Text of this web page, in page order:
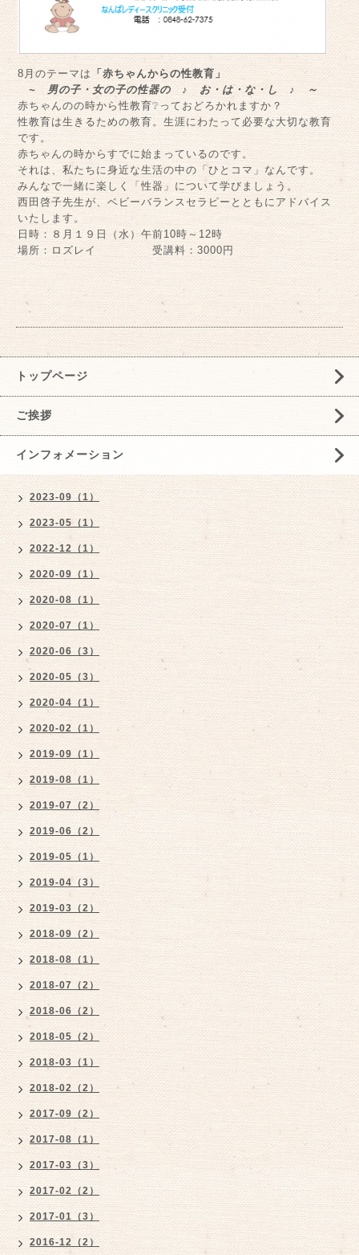
8月のテーマは 「赤ちゃんからの性教育」
~ 男の子・女の子の性器の ♪ お・は・な・し ♪ ～
赤ちゃんのの時から性教育❔っておどろかれますか？
性教育は生きるための教育。生涯にわたって必要な大切な教育
です。
赤ちゃんの時からすでに始まっているのです。
それは、私たちに身近な生活の中の「ひとコマ」なんです。
みんなで一緒に楽しく「性器」について学びましょう。
西田啓子先生が、ベビーバランスセラピーとともにアドバイス
いたします。
日時：８月１９日（水）午前10時～12時
場所：ロズレイ 受講料：3000円
トップページ
ご挨拶
インフォメーション
2023-09（1）
2023-05（1）
2022-12（1）
2020-09（1）
2020-08（1）
2020-07（1）
2020-06（3）
2020-05（3）
2020-04（1）
2020-02（1）
2019-09（1）
2019-08（1）
2019-07（2）
2019-06（2）
2019-05（1）
2019-04（3）
2019-03（2）
2018-09（2）
2018-08（1）
2018-07（2）
2018-06（2）
2018-05（2）
2018-03（1）
2018-02（2）
2017-09（2）
2017-08（1）
2017-03（3）
2017-02（2）
2017-01（3）
2016-12（2）